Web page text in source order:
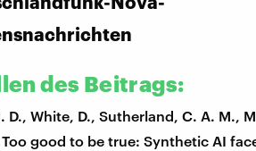
des Beitrags:
D., White, D., Sutherland, C. A. M.,
good to be true: Synthetic AI